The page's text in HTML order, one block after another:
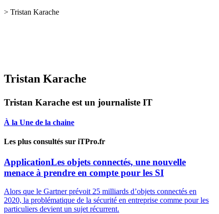
> Tristan Karache
Tristan Karache
Tristan Karache est un journaliste IT
À la Une de la chaine
Les plus consultés sur iTPro.fr
ApplicationLes objets connectés, une nouvelle
menace à prendre en compte pour les SI
Alors que le Gartner prévoit 25 milliards d’objets connectés en
2020, la problématique de la sécurité en entreprise comme pour les
particuliers devient un sujet récurrent.